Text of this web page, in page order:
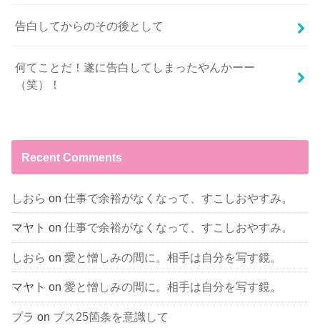
告白してからのその後として
何てことだ！遂に告白してしまったやんかーー
（笑）！
Recent Comments
しおら on仕事で余裕がなくなって、すこしおやすみ。
マヤト on仕事で余裕がなくなって、すこしおやすみ。
しおら on愛と憎しみの間に。相手は自分を写す鏡。
マヤト on愛と憎しみの間に。相手は自分を写す鏡。
プラ on ブス25箇条を意識して